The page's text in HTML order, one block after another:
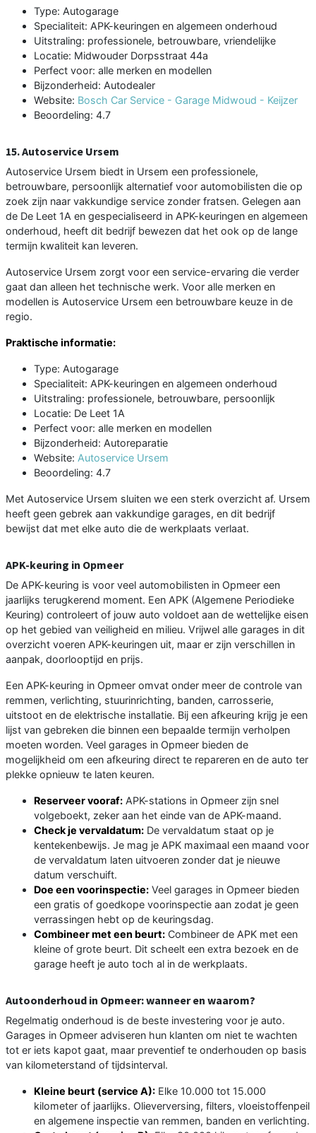
Type: Autogarage
Specialiteit: APK-keuringen en algemeen onderhoud
Uitstraling: professionele, betrouwbare, vriendelijke
Locatie: Midwouder Dorpsstraat 44a
Perfect voor: alle merken en modellen
Bijzonderheid: Autodealer
Website: Bosch Car Service - Garage Midwoud - Keijzer
Beoordeling: 4.7
15. Autoservice Ursem
Autoservice Ursem biedt in Ursem een professionele,
betrouwbare, persoonlijk alternatief voor automobilisten die op
zoek zijn naar vakkundige service zonder fratsen. Gelegen aan
de De Leet 1A en gespecialiseerd in APK-keuringen en algemeen
onderhoud, heeft dit bedrijf bewezen dat het ook op de lange
termijn kwaliteit kan leveren.
Autoservice Ursem zorgt voor een service-ervaring die verder
gaat dan alleen het technische werk. Voor alle merken en
modellen is Autoservice Ursem een betrouwbare keuze in de
regio.
Praktische informatie:
Type: Autogarage
Specialiteit: APK-keuringen en algemeen onderhoud
Uitstraling: professionele, betrouwbare, persoonlijk
Locatie: De Leet 1A
Perfect voor: alle merken en modellen
Bijzonderheid: Autoreparatie
Website: Autoservice Ursem
Beoordeling: 4.7
Met Autoservice Ursem sluiten we een sterk overzicht af. Ursem
heeft geen gebrek aan vakkundige garages, en dit bedrijf
bewijst dat met elke auto die de werkplaats verlaat.
APK-keuring in Opmeer
De APK-keuring is voor veel automobilisten in Opmeer een
jaarlijks terugkerend moment. Een APK (Algemene Periodieke
Keuring) controleert of jouw auto voldoet aan de wettelijke eisen
op het gebied van veiligheid en milieu. Vrijwel alle garages in dit
overzicht voeren APK-keuringen uit, maar er zijn verschillen in
aanpak, doorlooptijd en prijs.
Een APK-keuring in Opmeer omvat onder meer de controle van
remmen, verlichting, stuurinrichting, banden, carrosserie,
uitstoot en de elektrische installatie. Bij een afkeuring krijg je een
lijst van gebreken die binnen een bepaalde termijn verholpen
moeten worden. Veel garages in Opmeer bieden de
mogelijkheid om een afkeuring direct te repareren en de auto ter
plekke opnieuw te laten keuren.
Reserveer vooraf: APK-stations in Opmeer zijn snel
volgeboekt, zeker aan het einde van de APK-maand.
Check je vervaldatum: De vervaldatum staat op je
kentekenbewijs. Je mag je APK maximaal een maand voor
de vervaldatum laten uitvoeren zonder dat je nieuwe
datum verschuift.
Doe een voorinspectie: Veel garages in Opmeer bieden
een gratis of goedkope voorinspectie aan zodat je geen
verrassingen hebt op de keuringsdag.
Combineer met een beurt: Combineer de APK met een
kleine of grote beurt. Dit scheelt een extra bezoek en de
garage heeft je auto toch al in de werkplaats.
Autoonderhoud in Opmeer: wanneer en waarom?
Regelmatig onderhoud is de beste investering voor je auto.
Garages in Opmeer adviseren hun klanten om niet te wachten
tot er iets kapot gaat, maar preventief te onderhouden op basis
van kilometerstand of tijdsinterval.
Kleine beurt (service A): Elke 10.000 tot 15.000
kilometer of jaarlijks. Olieverversing, filters, vloeistoffenpeil
en algemene inspectie van remmen, banden en verlichting.